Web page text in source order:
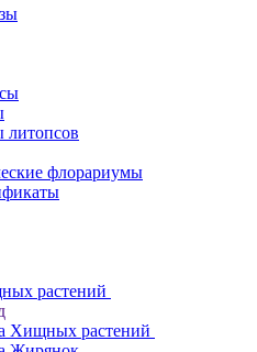
литопсов
флорариумы
растений
Хищных растений